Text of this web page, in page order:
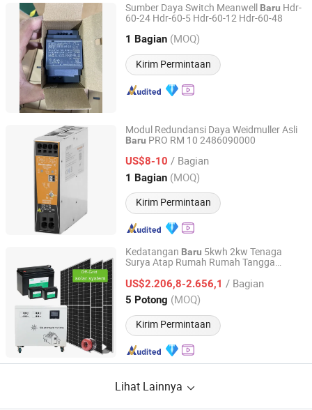
Sumber Daya Switch Meanwell Baru Hdr-
60-24 Hdr-60-5 Hdr-60-12 Hdr-60-48
1 Bagian (MOQ)
Kirim Permintaan
Xiamen Swill Intelligence Technology Co., Ltd.
Fujian, China Harga mulai 2023
Modul Redundansi Daya Weidmuller Asli
Baru PRO RM 10 2486090000
US$8-10 / Bagian
1 Bagian (MOQ)
Kirim Permintaan
Xiamen Swill Intelligence Technology Co., Ltd.
Fujian, China Harga mulai 2023
Kedatangan Baru 5kwh 2kw Tenaga
Surya Atap Rumah Rumah Tangga
Daya Solar Fase Terpisah
US$2.206,8-2.656,1 / Bagian
5 Potong (MOQ)
Kirim Permintaan
Guangzhou Shiyang Energy Technology Co., Ltd.
Guangdong, China Harga mulai 2022
Lihat Lainnya